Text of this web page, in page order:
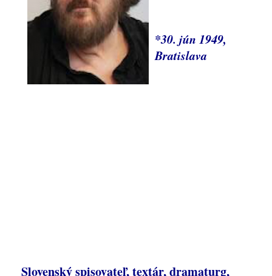
*30. jún 1949,
Bratislava
Slovenský spisovateľ, textár, dramaturg,